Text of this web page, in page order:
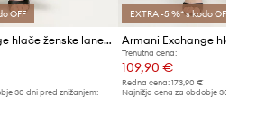
OFF
Armani Exchange hlače ženske lanene
30 dni pred znižanjem:
EXTRA -5 %* s kodo OFF
Armani Exchange hlače
Trenutna cena:
109,90 €
Redna cena: 173,90 €
Najnižja cena za obdobje 30 dni pred